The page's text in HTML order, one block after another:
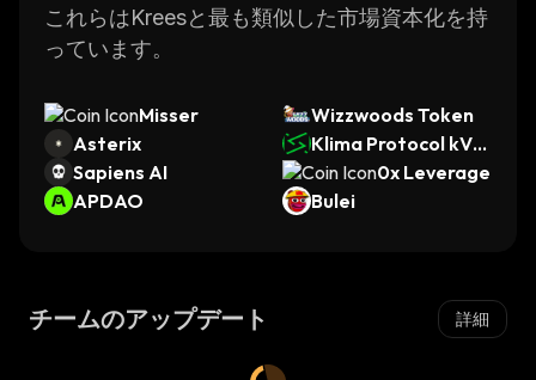
これらはKreesと最も類似した市場資本化を持
っています。
Misser
Wizzwoods Token
Asterix
Klima Protocol kVC
M
Sapiens AI
0x Leverage
APDAO
Bulei
チームのアップデート 詳細